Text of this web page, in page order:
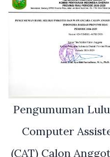
Pengumuman
Computer
(CAT) Calon